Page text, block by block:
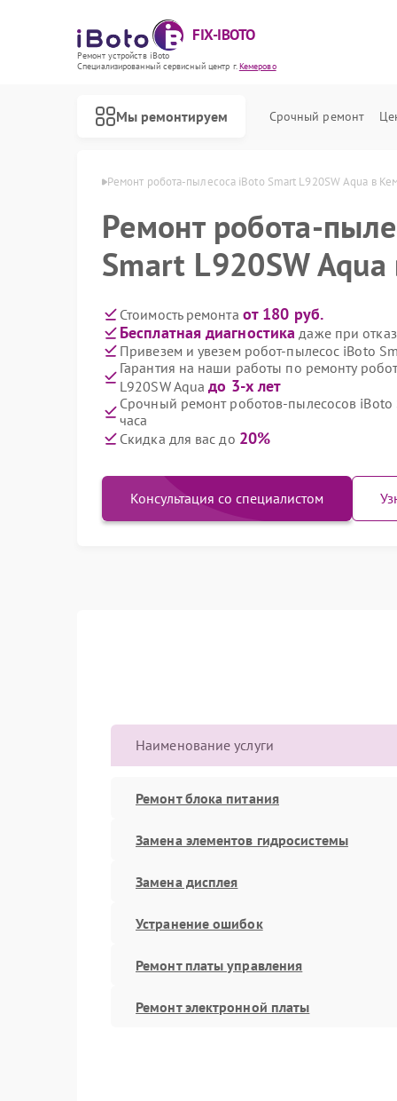
FIX-IBOTO
Ремонт устройств iBoto
Специализированный cервисный центр г.Кемерово
Мы ремонтируем Срочный ремонт
Ремонт робота-пылесоса iBoto Smart L920SW Aqua в
Ремонт робота-
Smart L920SW
Стоимость ремонта от 180 руб.
Бесплатная диагностика даже при
Привезем и увезем робот-пылесос iBoto
Гарантия на наши работы по ремонту
L920SW Aquaдо 3-х лет
Срочный ремонт роботов-пылесосов iBoto
часа
Скидка для вас до 20%
Консультация со специалистом
Наименование услуги
Ремонт блока питания
Замена элементов гидросистемы
Замена дисплея
Устранение ошибок
Ремонт платы управления
Ремонт электронной платы